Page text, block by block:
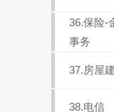
36.保险-
事务
37.房屋
38.电信